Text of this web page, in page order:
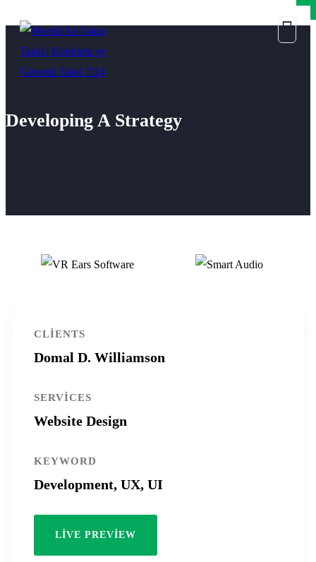
Developing A Strategy
CLIENTS
Domal D. Williamson
SERVICES
Website Design
KEYWORD
Development, UX, UI
LIVE PREVIEW
×
×